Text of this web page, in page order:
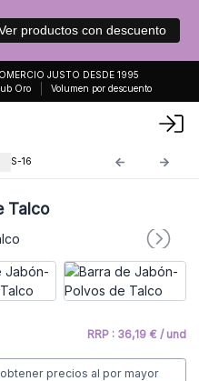
productos con descuento
JUSTO DESDE 1995
Oro Volumen por descuento
HCS-16
Talco
RRP : 36,19 € / und
precios al por mayor